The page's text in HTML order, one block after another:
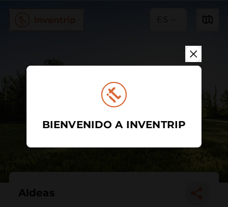
ES
Aldeas
BIENVENIDO A INVENTRIP